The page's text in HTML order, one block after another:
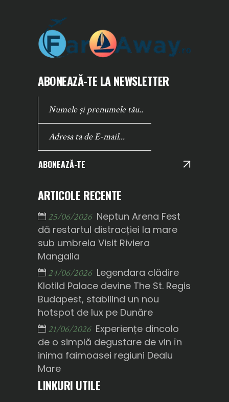
ABONEAZĂ-TE LA NEWSLETTER
ABONEAZĂ-TE
ARTICOLE RECENTE
25/06/2026 Neptun Arena Fest
dă restartul distracției la mare
sub umbrela Visit Riviera
Mangalia
24/06/2026 Legendara clădire
Klotild Palace devine The St. Regis
Budapest, stabilind un nou
hotspot de lux pe Dunăre
21/06/2026 Experiențe dincolo
de o simplă degustare de vin în
inima faimoasei regiuni Dealu
Mare
LINKURI UTILE